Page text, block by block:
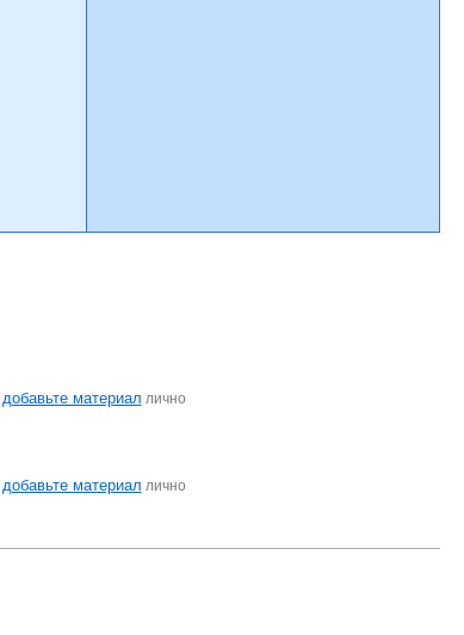
добавьте материал лично
добавьте материал лично